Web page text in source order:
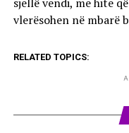
vlerësohen në
RELATED TOPICS: